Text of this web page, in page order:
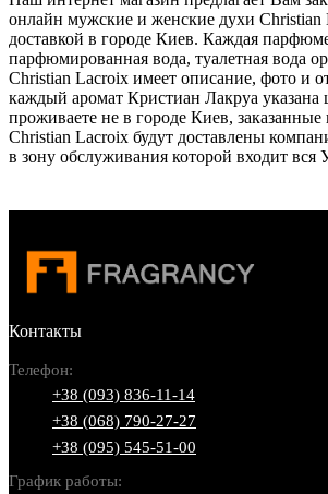
онлайн мужские и женские духи Christian
доставкой в городе Киев. Каждая
парфюмированная вода, туалетная вода
Christian Lacroix имеет описание, фото и
каждый аромат Кристиан Лакруа
проживаете не в городе Киев,
Christian Lacroix будут доставлены
в зону обслуживания которой входит вся
Контакты
Телефон:
+38 (093) 836-11-14
+38 (068) 790-27-27
+38 (095) 545-51-00
График работы: